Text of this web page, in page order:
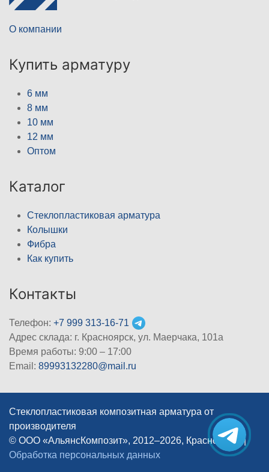
О компании
Купить арматуру
6 мм
8 мм
10 мм
12 мм
Оптом
Каталог
Стеклопластиковая арматура
Колышки
Фибра
Как купить
Контакты
Телефон: +7 999 313-16-71
Адрес склада: г. Красноярск, ул. Маерчака, 101а
Время работы: 9:00 – 17:00
Email: 89993132280@mail.ru
Стеклопластиковая композитная арматура от
производителя
© ООО «АльянсКомпозит», 2012–2026, Красноярск
|
Обработка персональных данных